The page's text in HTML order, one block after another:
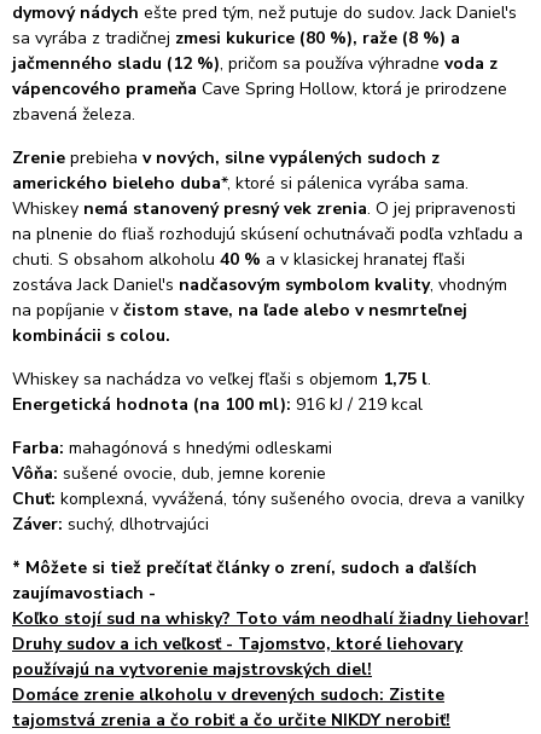
dymový nádych ešte pred tým, než putuje do sudov. Jack Daniel's
sa vyrába z tradičnej zmesi kukurice (80 %), raže (8 %) a
jačmenného sladu (12 %), pričom sa používa výhradne voda z
vápencového prameňa Cave Spring Hollow, ktorá je prirodzene
zbavená železa.
Zrenie prebieha v nových, silne vypálených sudoch z
amerického bieleho duba*, ktoré si pálenica vyrába sama.
Whiskey nemá stanovený presný vek zrenia. O jej pripravenosti
na plnenie do fliaš rozhodujú skúsení ochutnávači podľa vzhľadu a
chuti. S obsahom alkoholu 40 % a v klasickej hranatej fľaši
zostáva Jack Daniel's nadčasovým symbolom kvality, vhodným
na popíjanie v čistom stave, na ľade alebo v nesmrteľnej
kombinácii s colou.
Whiskey sa nachádza vo veľkej fľaši s objemom 1,75 l.
Energetická hodnota (na 100 ml): 916 kJ / 219 kcal
Farba: mahagónová s hnedými odleskami
Vôňa: sušené ovocie, dub, jemne korenie
Chuť: komplexná, vyvážená, tóny sušeného ovocia, dreva a vanilky
Záver: suchý, dlhotrvajúci
* Môžete si tiež prečítať články o zrení, sudoch a ďalších
zaujímavostiach -
Koľko stojí sud na whisky? Toto vám neodhalí žiadny liehovar!
Druhy sudov a ich veľkosť - Tajomstvo, ktoré liehovary
používajú na vytvorenie majstrovských diel!
Domáce zrenie alkoholu v drevených sudoch: Zistite
tajomstvá zrenia a čo robiť a čo určite NIKDY nerobiť!